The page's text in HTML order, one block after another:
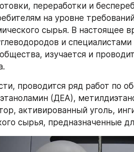
переработки и
на уровне
сырья. В настоящее
и
изучается и
проводится ряд работ по
(ДЕА),
активированный уголь,
сырья, предназначенные